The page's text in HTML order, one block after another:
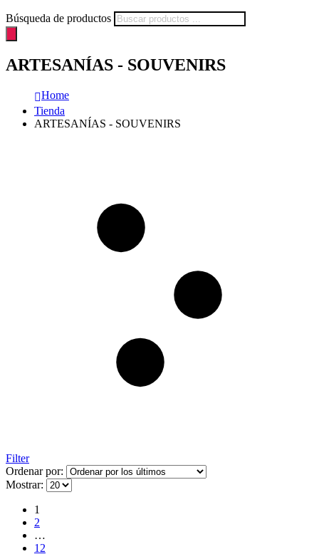
Búsqueda de productos
ARTESANÍAS - SOUVENIRS
Home
Tienda
ARTESANÍAS - SOUVENIRS
Filter
Ordenar por:
Mostrar:
1
2
…
12